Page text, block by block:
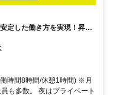
定した働き方を実現！昇給
時間8時間/休憩1時間) ※月
も多数。 夜はプライベート